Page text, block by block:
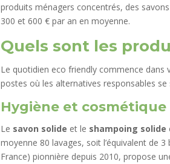
produits ménagers concentrés, des
300 et 600 € par an en moyenne.
Quels sont les
Le quotidien eco friendly commence
postes où les alternatives responsables
Hygiène et cosmétique
Le savon solide et le shampoing solide
moyenne 80 lavages, soit l’équivalent de
France) pionnière depuis 2010, propose